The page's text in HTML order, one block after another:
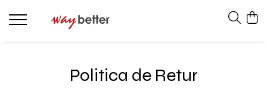
Politica de Retur